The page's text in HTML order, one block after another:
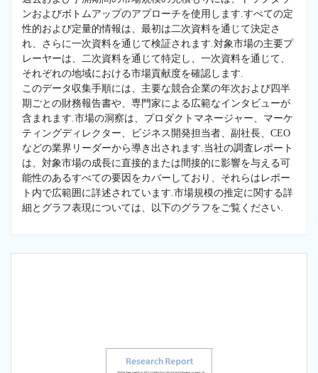
ンおよびボトムアップのアプローチを使用します.すべての定
性的および定量的情報は、最初は二次資料を通じて決定さ
れ、さらに一次資料を通じて検証されます.対象市場の主要プ
レーヤーは、二次資料を通じて特定し、一次資料を通じて、
それぞれの地域における市場貢献度を確認します.
このデータ収集手順には、主要な競合企業の年次および四半
期ごとの財務報告書や、専門家による広範なインタビューが
含まれます.市場の洞察は、プロダクトマネージャー、マーケ
ティングディレクター、ビジネス開発担当者、副社長、CEO
などの業界リーダーから導き出されます.当社の調査レポート
は、対象市場の成長に直接的または間接的に影響を与える可
能性のあるすべての要因をカバーしており、それらはレポー
ト内で広範囲に詳述されています.市場規模の推定に関する詳
細とグラフ表現については、以下のグラフをご覧ください.